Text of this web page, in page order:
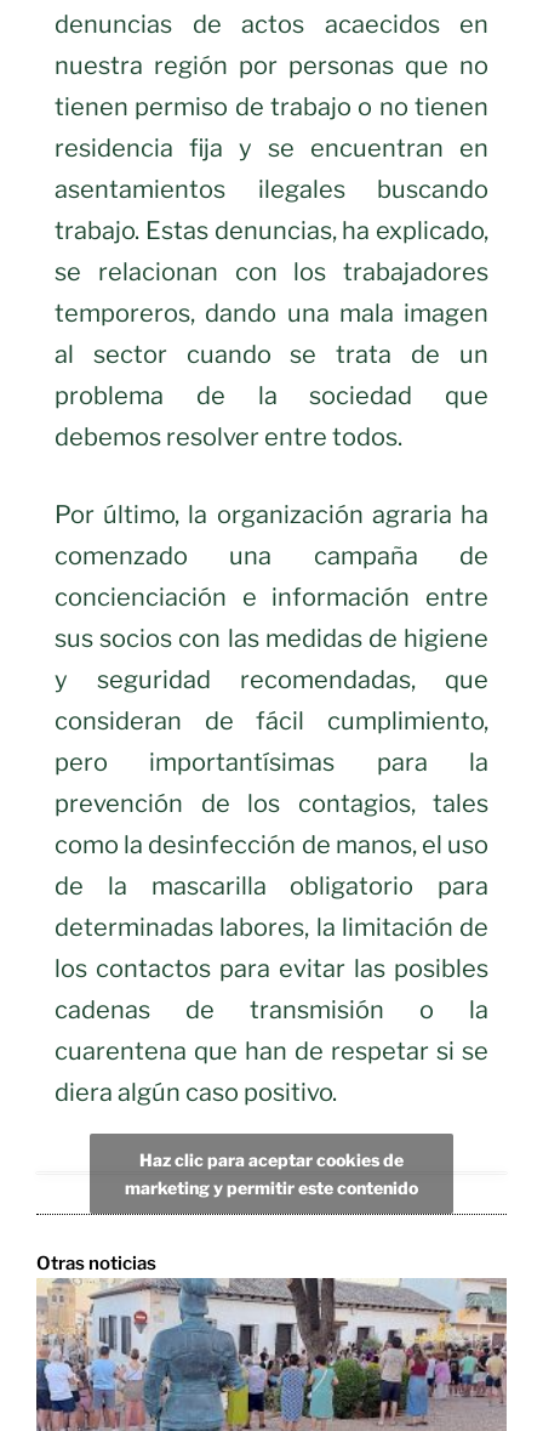
denuncias de actos acaecidos en
nuestra región por personas que no
tienen permiso de trabajo o no tienen
residencia fija y se encuentran en
asentamientos ilegales buscando
trabajo. Estas denuncias, ha explicado,
se relacionan con los trabajadores
temporeros, dando una mala imagen
al sector cuando se trata de un
problema de la sociedad que
debemos resolver entre todos.
Por último, la organización agraria ha
comenzado una campaña de
concienciación e información entre
sus socios con las medidas de higiene
y seguridad recomendadas, que
consideran de fácil cumplimiento,
pero importantísimas para la
prevención de los contagios, tales
como la desinfección de manos, el uso
de la mascarilla obligatorio para
determinadas labores, la limitación de
los contactos para evitar las posibles
cadenas de transmisión o la
cuarentena que han de respetar si se
diera algún caso positivo.
Haz clic para aceptar cookies de
marketing y permitir este contenido
Otras noticias